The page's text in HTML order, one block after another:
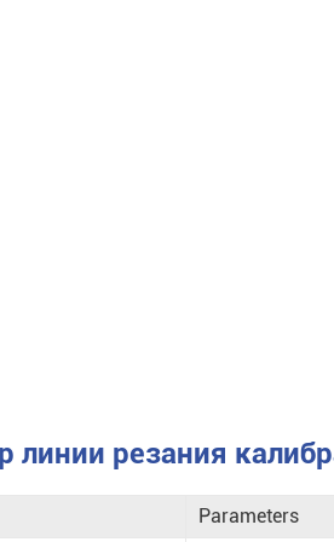
линии резания
Parameters